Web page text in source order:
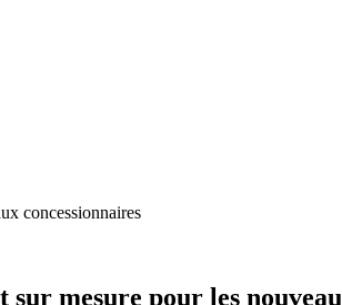
concessionnaires
mesure pour les